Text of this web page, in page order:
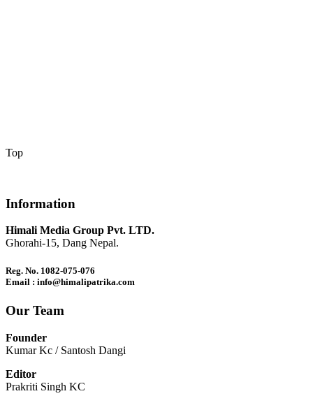
Top
Information
Himali Media Group Pvt. LTD.
Ghorahi-15, Dang Nepal.
Reg. No. 1082-075-076
Email : info@himalipatrika.com
Our Team
Founder
Kumar Kc / Santosh Dangi
Editor
Prakriti Singh KC